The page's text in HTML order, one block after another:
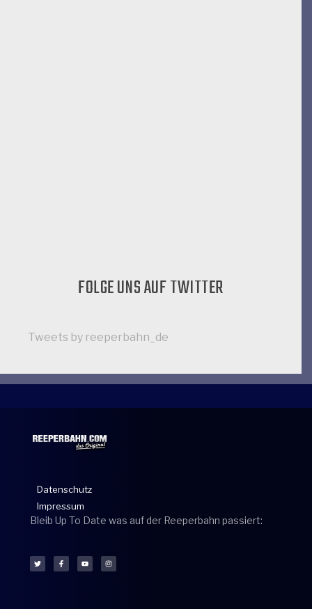
FOLGE UNS AUF TWITTER
Tweets by reeperbahn_de
Datenschutz
Impressum
Bleib Up To Date was auf der Reeperbahn passiert: